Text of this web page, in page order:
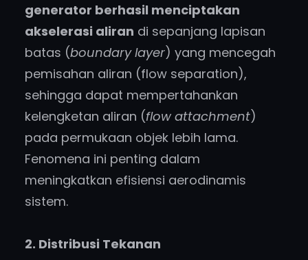
generator berhasil menciptakan
akselerasi aliran di sepanjang lapisan
batas (boundary layer) yang mencegah
pemisahan aliran (flow separation),
sehingga dapat mempertahankan
kelengketan aliran (flow attachment)
pada permukaan objek lebih lama.
Fenomena ini penting dalam
meningkatkan efisiensi aerodinamis
sistem.
2. Distribusi Tekanan